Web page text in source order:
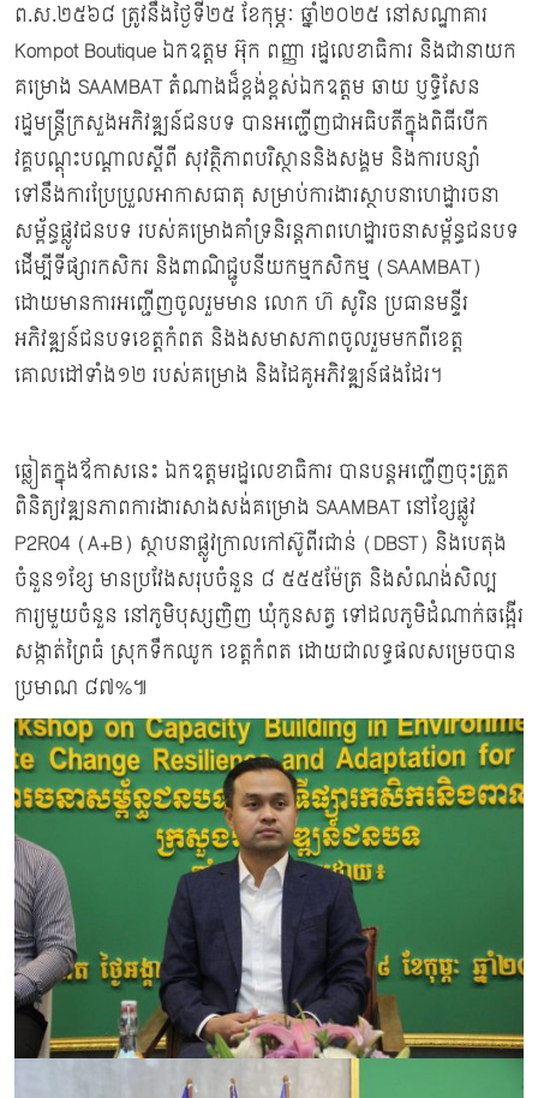
ព.ស.២៥៦៨ ត្រូវនឹងថ្ងៃទី២៥ ខែកុម្ភៈ ឆ្នាំ២០២៥ នៅសណ្ឋាគារ
Kompot Boutique ឯកឧត្តម អ៊ុក ពញ្ញា រដ្ឋលេខាធិការ និងជានាយក
គម្រោង SAAMBAT តំណាងដ៏ខ្ពង់ខ្ពស់ឯកឧត្តម ឆាយ ប្ញទ្ធិសែន
រដ្ឋមន្រ្តីក្រសួងអភិវឌ្ឍន៍ជនបទ បានអញ្ជើញជាអធិបតីក្នុងពិធីបើក
វគ្គបណ្តុះបណ្តាលស្តីពី សុវត្ថិភាពបរិស្ថាននិងសង្គម និងការបន្សាំ
ទៅនឹងការប្រែប្រួលអាកាសធាតុ សម្រាប់ការងារស្ថាបនាហេដ្ឋារចនា
សម្ព័ន្ធផ្លូវជនបទ របស់គម្រោងគាំទ្រនិរន្តភាពហេដ្ឋារចនាសម្ព័ន្ធជនបទ
ដើម្បីទីផ្សារកសិករ និងពាណិជ្ជូបនីយកម្មកសិកម្ម (SAAMBAT)
ដោយមានការអញ្ជើញចូលរួមមាន លោក ហ៊ សូរិន ប្រធានមន្ទីរ
អភិវឌ្ឍន៍ជនបទខេត្តកំពត និងងសមាសភាពចូលរួមមកពីខេត្ត
គោលដៅទាំង១២ របស់គម្រោង និងដៃគូអភិវឌ្ឍន៍ផងដែរ។
ឆ្លៀតក្នុងឪកាសនេះ ឯកឧត្តមរដ្ឋលេខាធិការ បានបន្តអញ្ជើញចុះត្រួត
ពិនិត្យវឌ្ឍនភាពការងារសាងសង់គម្រោង SAAMBAT នៅខ្សែផ្លូវ
P2R04 (A+B) ស្ថាបនាផ្លូវក្រាលកៅស៊ូពីរជាន់ (DBST) និងបេតុង
ចំនួន១ខ្សែ មានប្រវែងសរុបចំនួន ៨ ៥៥៥ម៉ែត្រ និងសំណង់សិល្ប
ការ្យមួយចំនួន នៅភូមិបុស្សញិញ ឃុំកូនសត្វ ទៅដលភូមិដំណាក់ឆង្អើរ
សង្កាត់ព្រៃធំ ស្រុកទឹកឈូក ខេត្តកំពត ដោយជាលទ្ធផលសម្រេចបាន
ប្រមាណ ៨៧%៕